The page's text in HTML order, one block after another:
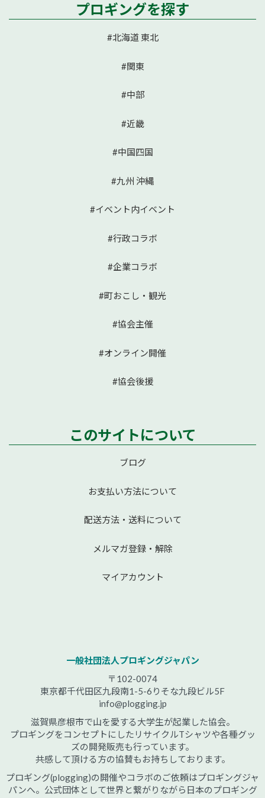
プロギングを探す
#北海道 東北
#関東
#中部
#近畿
#中国四国
#九州 沖縄
#イベント内イベント
#行政コラボ
#企業コラボ
#町おこし・観光
#協会主催
#オンライン開催
#協会後援
このサイトについて
ブログ
お支払い方法について
配送方法・送料について
メルマガ登録・解除
マイアカウント
一般社団法人プロギングジャパン
〒102-0074
東京都千代田区九段南1-5-6りそな九段ビル5F
info@plogging.jp
滋賀県彦根市で山を愛する大学生が起業した協会。
プロギングをコンセプトにしたリサイクルTシャツや各種グッ
ズの開発販売も行っています。
共感して頂ける方の協賛もお持ちしております。
プロギング(plogging)の開催やコラボのご依頼はプロギングジャ
パンへ。公式団体として世界と繋がりながら日本のプロギング